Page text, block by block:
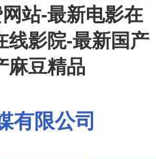
站-最新电影在
线影院-最新国产
麻豆精品
有限公司